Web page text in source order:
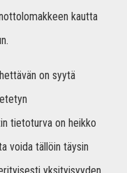
kautta
on syytä
tietoturva on heikko
voida tällöin täysin